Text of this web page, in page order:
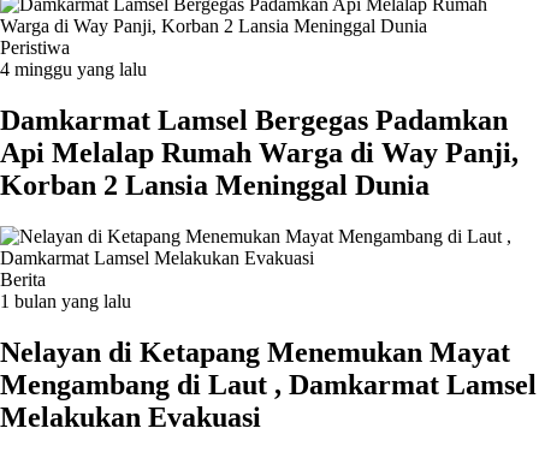
Peristiwa
4 minggu yang lalu
Damkarmat Lamsel Bergegas Padamkan
Api Melalap Rumah Warga di Way Panji,
Korban 2 Lansia Meninggal Dunia
Berita
1 bulan yang lalu
Nelayan di Ketapang Menemukan Mayat
Mengambang di Laut , Damkarmat Lamsel
Melakukan Evakuasi